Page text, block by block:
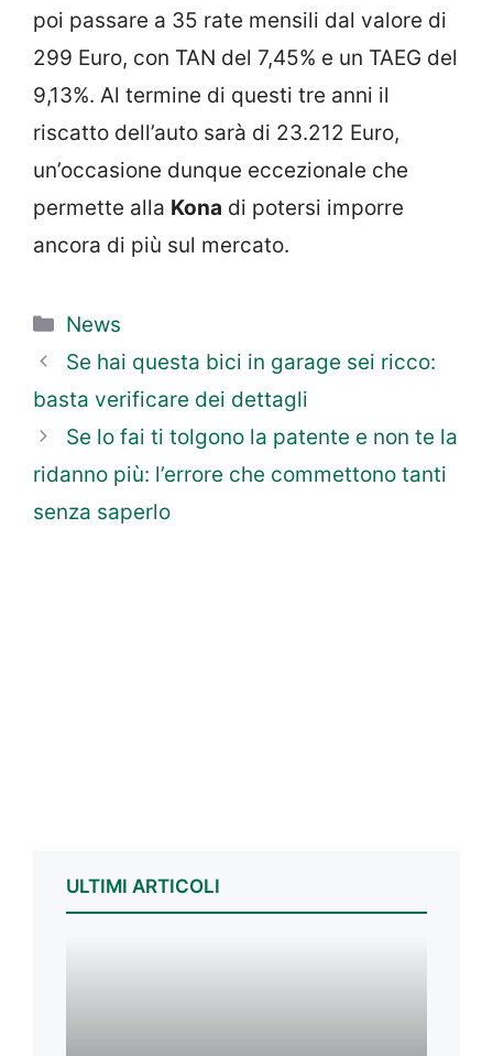
poi passare a 35 rate mensili dal valore di
299 Euro, con TAN del 7,45% e un TAEG del
9,13%. Al termine di questi tre anni il
riscatto dell’auto sarà di 23.212 Euro,
un’occasione dunque eccezionale che
permette alla Kona di potersi imporre
ancora di più sul mercato.
Categorie
News
Se hai questa bici in garage sei ricco:
basta verificare dei dettagli
Se lo fai ti tolgono la patente e non te la
ridanno più: l’errore che commettono tanti
senza saperlo
ULTIMI ARTICOLI